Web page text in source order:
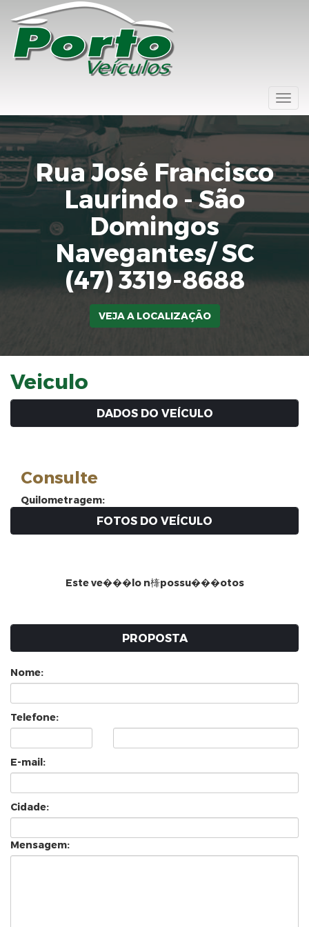
Rua José Francisco
Laurindo - São
Domingos
Navegantes/ SC
(47) 3319-8688
VEJA A LOCALIZAÇÃO
Veiculo
DADOS DO VEÍCULO
Consulte
Quilometragem:
FOTOS DO VEÍCULO
Este ve���lo n㯠possu���otos
PROPOSTA
Nome:
Telefone:
E-mail:
Cidade:
Mensagem: